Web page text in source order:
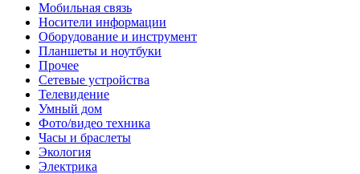
Мобильная связь
Носители информации
Оборудование и инструмент
Планшеты и ноутбуки
Прочее
Сетевые устройства
Телевидение
Умный дом
Фото/видео техника
Часы и браслеты
Экология
Электрика